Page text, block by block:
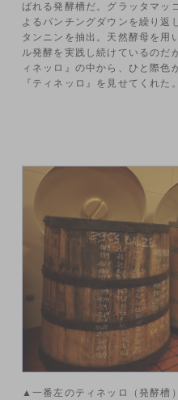
ばれる発酵槽だ。グラッタマッ
よるパンチングダウンを繰り返
タンニンを抽出。天然酵母を用
ル発酵を実践し続けているのだ
ィネッロ』の中から、ひと際色
『ティネッロ』を見せてくれた。
▲一番左のティネッロ（発酵槽